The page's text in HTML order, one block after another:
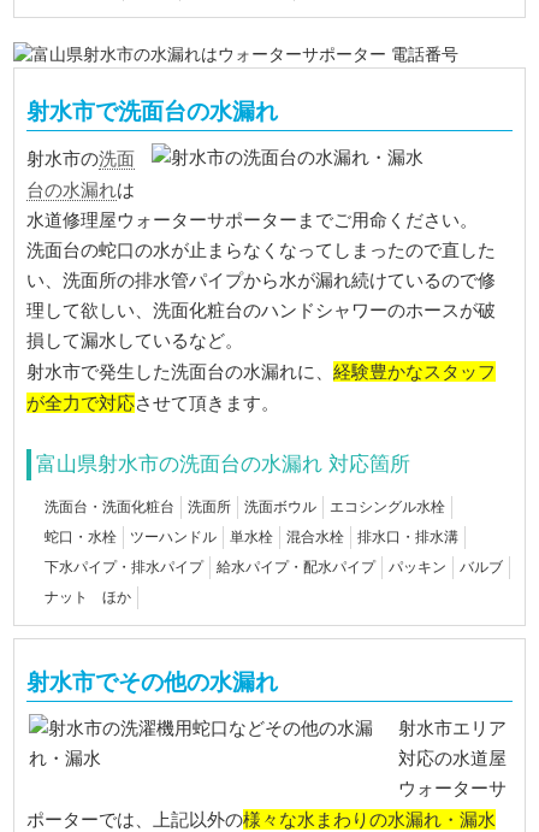
射水市で洗面台の水漏れ
射水市の洗面
台の水漏れは
水道修理屋ウォーターサポーターまでご用命ください。
洗面台の蛇口の水が止まらなくなってしまったので直した
い、洗面所の排水管パイプから水が漏れ続けているので修
理して欲しい、洗面化粧台のハンドシャワーのホースが破
損して漏水しているなど。
射水市で発生した洗面台の水漏れに、経験豊かなスタッフ
が全力で対応させて頂きます。
富山県射水市の洗面台の水漏れ 対応箇所
洗面台・洗面化粧台 洗面所 洗面ボウル
エコシングル水栓
蛇口・水栓
ツーハンドル 単水栓 混合水栓
排水口・排水溝
下水パイプ・排水パイプ
給水パイプ・配水パイプ パッキン
バルブ
ナット ほか
射水市でその他の水漏れ
射水市エリア
対応の水道屋
ウォーターサ
ポーターでは、上記以外の様々な水まわりの水漏れ・漏水